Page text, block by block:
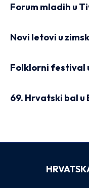
Forum mladih u
Novi letovi u
Folklorni festival
69. Hrvatski bal u